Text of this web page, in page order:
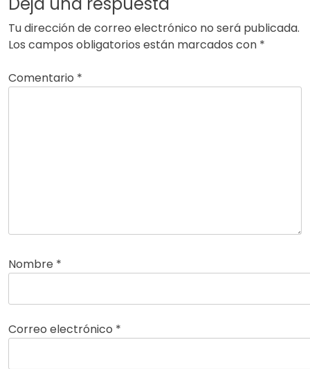
Tu dirección de correo electrónico no será publicada.
Los campos obligatorios están marcados con *
Comentario *
Nombre *
Correo electrónico *